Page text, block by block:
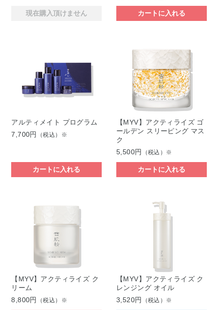
現在購入頂けません カートに入れる
アルティメイト プログラム
7,700円
（税込）※
カートに入れる
【MYV】アクティライズ ゴ
ールデン スリーピング マス
ク
5,500円
（税込）※
カートに入れる
【MYV】アクティライズ ク
リーム
8,800円
（税込）※
【MYV】アクティライズ ク
レンジング オイル
3,520円
（税込）※